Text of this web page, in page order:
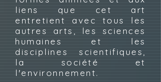
liens que cet art
entretient avec tous les
autres arts, les sciences
humaines et les
disciplines scientifiques,
la société et
l'environnement.